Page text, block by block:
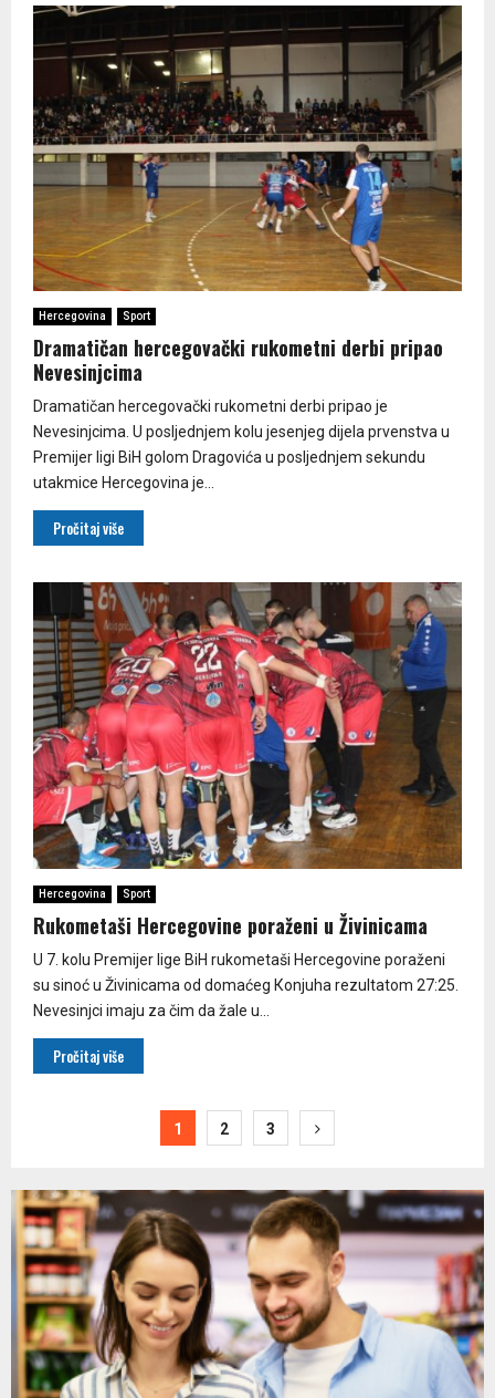
Hercegovina Sport
Dramatičan hercegovački rukometni derbi pripao
Nevesinjcima
Dramatičan hercegovački rukometni derbi pripao je
Nevesinjcima. U posljednjem kolu jesenjeg dijela prvenstva u
Premijer ligi BiH golom Dragovića u posljednjem sekundu
utakmice Hercegovina je...
Pročitaj više
Hercegovina Sport
Rukometaši Hercegovine poraženi u Živinicama
U 7. kolu Premijer lige BiH rukometaši Hercegovine poraženi
su sinoć u Živinicama od domaćeg Кonjuha rezultatom 27:25.
Nevesinjci imaju za čim da žale u...
Pročitaj više
1 2 3